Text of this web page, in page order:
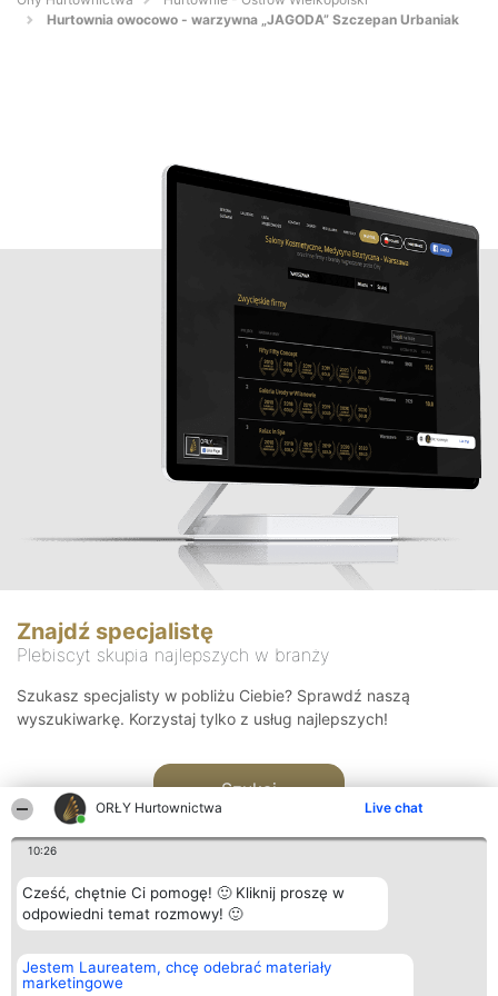
ORŁY Hurtownictwa Live chat
10:26
Cześć, chętnie Ci pomogę! 🙂 Kliknij proszę w
odpowiedni temat rozmowy! 🙂
Jestem Laureatem, chcę odebrać materiały
marketingowe
Hurtownia owocowo - warzywna „JAGODA” Szczepan Urbaniak
Znajdź specjalistę
Plebiscyt skupia najlepszych w branży
Szukasz specjalisty w pobliżu Ciebie? Sprawdź naszą
wyszukiwarkę. Korzystaj tylko z usług najlepszych!
Szukaj
Organizator plebiscytu
Bright Side Solutions sp. z o.
o. sp. k.
Plebiscyt
Laureaci
Kontakt
Kontakt